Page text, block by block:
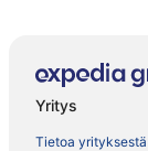
Yritys
Tietoa yrityksestä